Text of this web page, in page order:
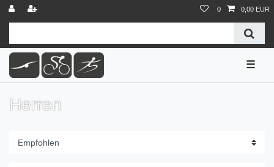
0 0,00 EUR
☰
Herren